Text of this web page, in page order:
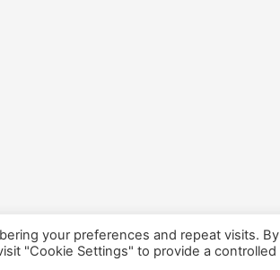
your preferences and repeat visits. By
"Cookie Settings" to provide a controlled